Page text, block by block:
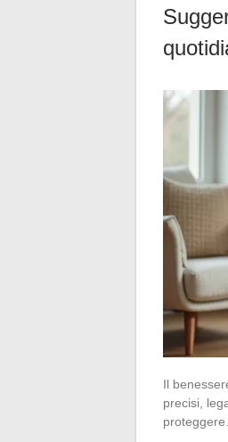
Il
precisi,